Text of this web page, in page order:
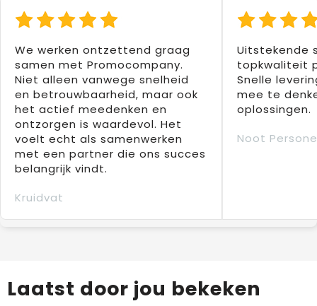
We werken ontzettend graag
samen met Promocompany.
Niet alleen vanwege snelheid
en betrouwbaarheid, maar ook
het actief meedenken en
ontzorgen is waardevol. Het
voelt echt als samenwerken
met een partner die ons succes
belangrijk vindt.
Kruidvat
Uitstekende
topkwaliteit
Snelle
mee te
oplossingen.
Noot
Laatst door jou bekeken